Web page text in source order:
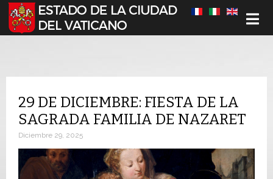
Seleccione su idioma
29 DE DICIEMBRE: FIESTA DE LA
SAGRADA FAMILIA DE NAZARET
Diciembre 29, 2025